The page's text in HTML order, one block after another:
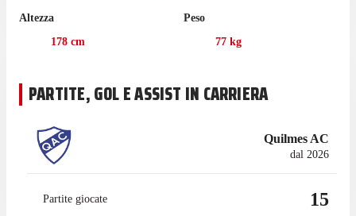
in cui ha mantenuto 4 volte la porta inviolata.
campionato con Tigre.
Altezza
178 cm
Peso
77 kg
PARTITE, GOL E ASSIST IN CARRIERA
Quilmes AC
dal 2026
Partite giocate 15